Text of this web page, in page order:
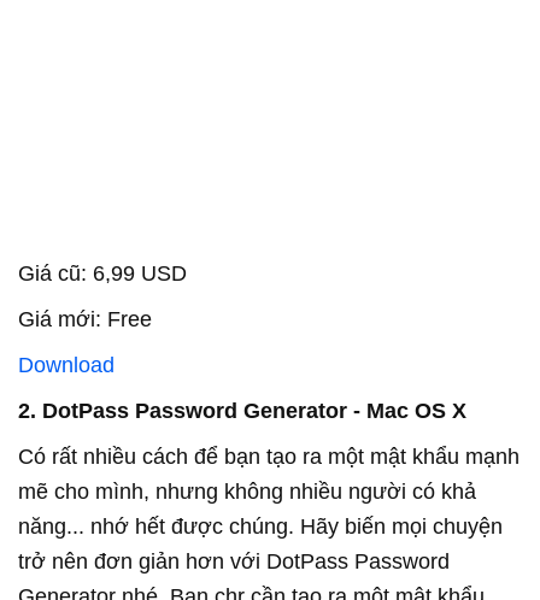
Giá cũ: 6,99 USD
Giá mới: Free
Download
2. DotPass Password Generator - Mac OS X
Có rất nhiều cách để bạn tạo ra một mật khẩu mạnh
mẽ cho mình, nhưng không nhiều người có khả
năng... nhớ hết được chúng. Hãy biến mọi chuyện
trở nên đơn giản hơn với DotPass Password